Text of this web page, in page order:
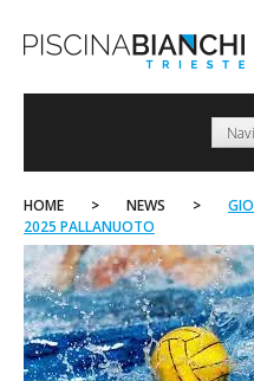
to
HOME > NEWS >
2025 PALLANUOTO